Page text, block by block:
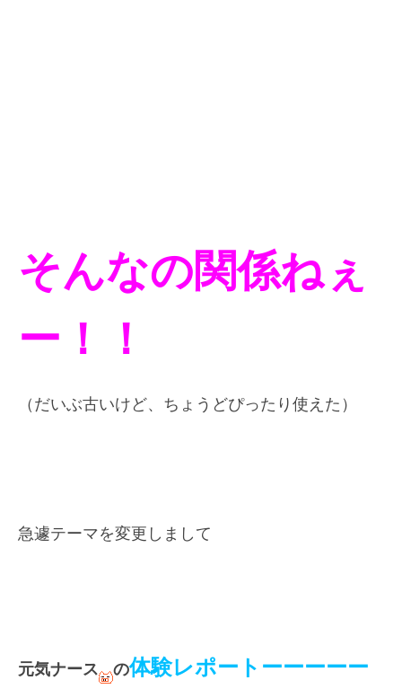
そんなの関係ねぇ
ー！！
（だいぶ古いけど、ちょうどぴったり使えた）
急遽テーマを変更しまして
元気ナース の体験レポートーーーーー